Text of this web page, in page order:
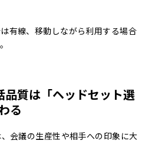
有線、移動しながら利用する場合
質は「ヘッドセット選
る
会議の生産性や相手への印象に大